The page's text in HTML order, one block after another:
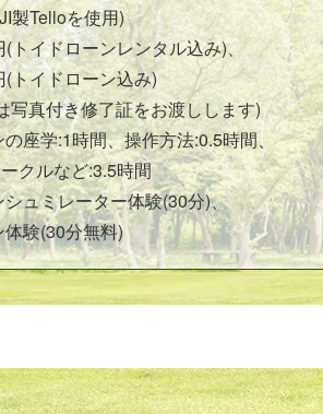
製Telloを使用)
(トイドローンレンタル込み)、
(トイドローン込み)
写真付き修了証をお渡しします)
座学:1時間、操作方法:0.5時間、
クルなど:3.5時間
ュミレーター体験(30分)、
体験(30分無料)